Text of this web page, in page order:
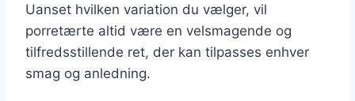
Uanset hvilken variation du vælger, vil
porretærte altid være en velsmagende og
tilfredsstillende ret, der kan tilpasses enhver
smag og anledning.